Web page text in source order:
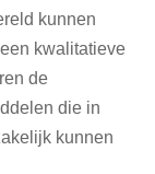
kunnen
kwalitatieve
de
die in
kunnen